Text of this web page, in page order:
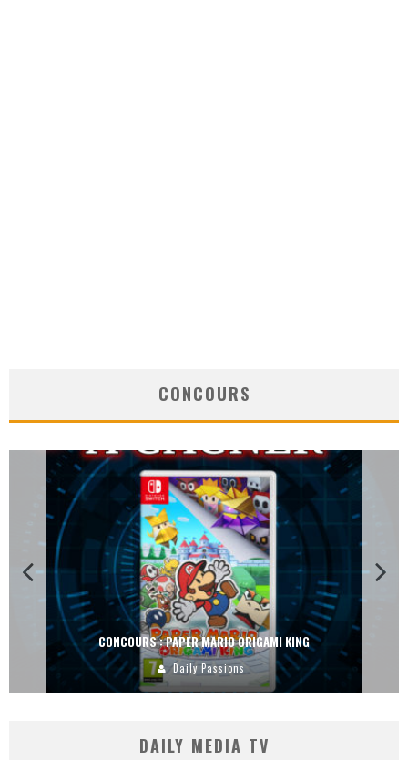
CONCOURS
CONCOURS : DREAMS SUR PS4
Carlos Mühlig
DAILY MEDIA TV